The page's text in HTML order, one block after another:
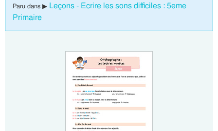
Paru dans ▶ Leçons - Ecrire les sons difficiles : 5eme
Primaire